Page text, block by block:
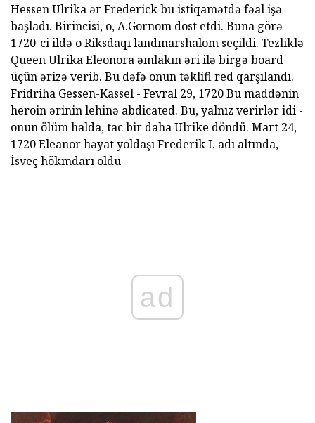
Hessen Ulrika ər Frederick bu istiqamətdə fəal işə
başladı. Birincisi, o, A.Gornom dost etdi. Buna görə
1720-ci ildə o Riksdaqı landmarshalom seçildi. Tezliklə
Queen Ulrika Eleonora əmlakın əri ilə birgə board
üçün ərizə verib. Bu dəfə onun təklifi red qarşılandı.
Fridriha Gessen-Kassel - Fevral 29, 1720 Bu maddənin
heroin ərinin lehinə abdicated. Bu, yalnız verirlər idi -
onun ölüm halda, tac bir daha Ulrike döndü. Mart 24,
1720 Eleanor həyat yoldaşı Frederik I. adı altında,
İsveç hökmdarı oldu
ad